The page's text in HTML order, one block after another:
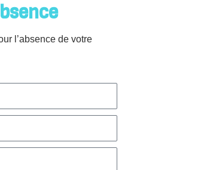
l’absence de votre